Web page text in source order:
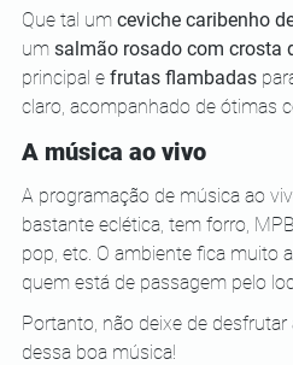
Que tal um ceviche caribenho
um salmão rosado com crosta
principal e frutas flambadas
claro, acompanhado de ótimas
A música ao vivo
A programação de música ao
bastante eclética, tem forro,
pop, etc. O ambiente fica muito
quem está de passagem pelo
Portanto, não deixe de
dessa boa música!